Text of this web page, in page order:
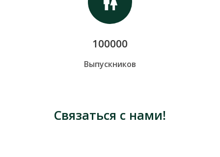
100000
Выпускников
Связаться с нами!